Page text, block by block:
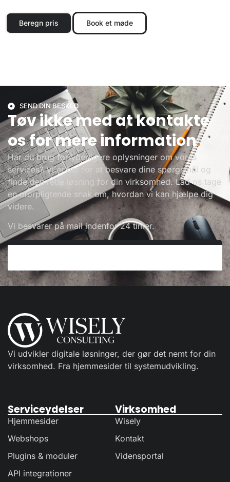
Beregn pris Book et møde
SEND DIN BESKED
Tøv ikke med at kontakte
os for mere information.
Har du brug for yderligere oplysninger om vores
services? Vi er her for at besvare dine spørgsmål og
finde den rette løsning for din virksomhed. Lad os tage
en uforpligtende snak om, hvordan vi kan hjælpe dig
videre.
Vi besvarer på mail indenfor 24 timer.
Vi udvikler digitale løsninger, der gør det nemt for din
virksomhed. Fra hjemmesider til systemudvikling.
Serviceydelser
Hjemmesider
Webshops
Plugins & moduler
API integrationer
Virksomhed
Wisely
Kontakt
Vidensportal